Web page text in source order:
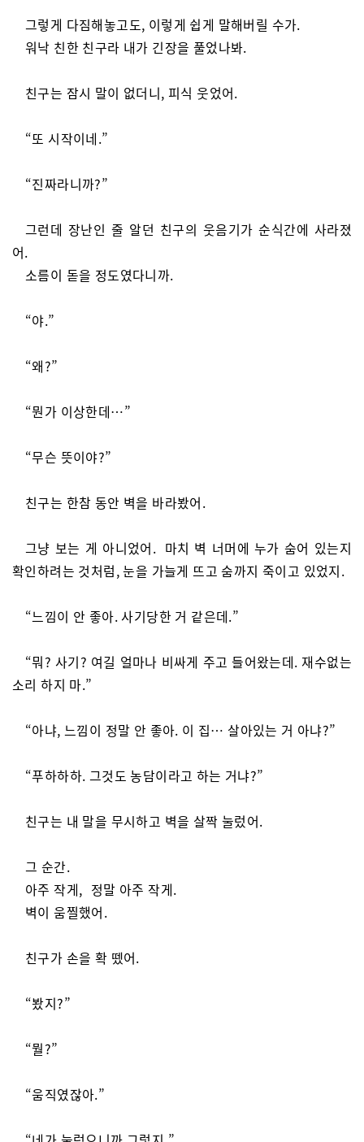
그렇게 다짐해놓고도, 이렇게 쉽게 말해버릴 수가.
워낙 친한 친구라 내가 긴장을 풀었나봐.
친구는 잠시 말이 없더니, 피식 웃었어.
“또 시작이네.”
“진짜라니까?”
그런데 장난인 줄 알던 친구의 웃음기가 순식간에 사라졌
어.
소름이 돋을 정도였다니까.
“야.”
“왜?”
“뭔가 이상한데…”
“무슨 뜻이야?”
친구는 한참 동안 벽을 바라봤어.
그냥 보는 게 아니었어. 마치 벽 너머에 누가 숨어 있는지
확인하려는 것처럼, 눈을 가늘게 뜨고 숨까지 죽이고 있었지.
“느낌이 안 좋아. 사기당한 거 같은데.”
“뭐? 사기? 여길 얼마나 비싸게 주고 들어왔는데. 재수없는
소리 하지 마.”
“아냐, 느낌이 정말 안 좋아. 이 집… 살아있는 거 아냐?”
“푸하하하. 그것도 농담이라고 하는 거냐?”
친구는 내 말을 무시하고 벽을 살짝 눌렀어.
그 순간.
아주 작게, 정말 아주 작게.
벽이 움찔했어.
친구가 손을 확 뗐어.
“봤지?”
“뭘?”
“움직였잖아.”